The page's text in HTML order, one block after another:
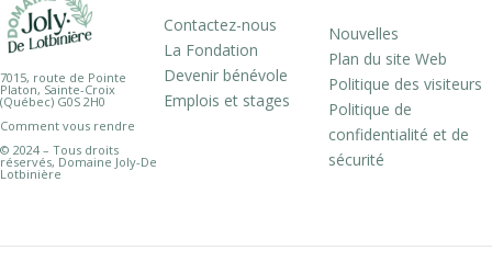
7015, route de Pointe
Platon, Sainte-Croix
(Québec) G0S 2H0
Comment vous rendre
© 2024 – Tous droits
réservés, Domaine Joly-De
Lotbinière
Contactez-nous
La Fondation
Devenir bénévole
Emplois et stages
Nouvelles
Plan du site Web
Politique des visiteurs
Politique de
confidentialité et de
sécurité